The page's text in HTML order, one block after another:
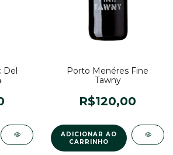
Del
Porto Menéres Fine
Tawny
R$120,00